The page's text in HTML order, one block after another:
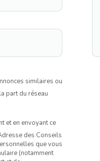
similaires ou
part du réseau
et en envoyant ce
des Conseils
que vous
(notamment